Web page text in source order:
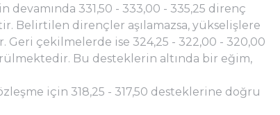
devamında 331,50 - 333,00 - 335,25 direnç
Belirtilen dirençler aşılamazsa, yükselişlere
Geri çekilmelerde ise 324,25 - 322,00 - 320,00
Bu desteklerin altında bir eğim,
için 318,25 - 317,50 desteklerine doğru